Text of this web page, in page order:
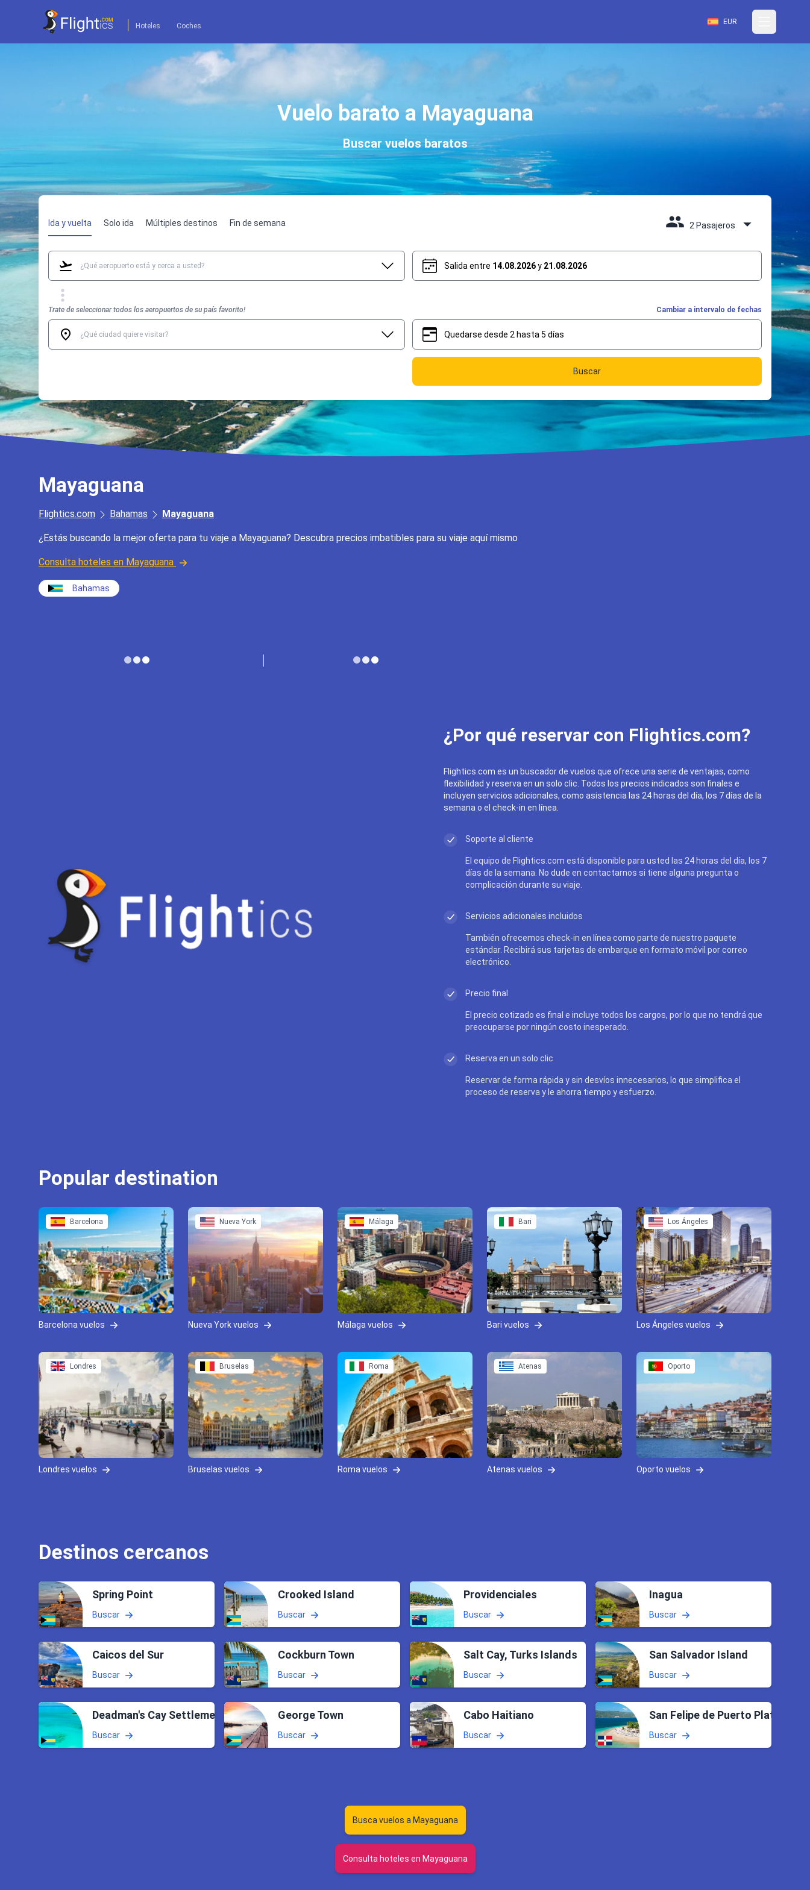
Hoteles Coches EUR
Vuelo barato a Mayaguana
Buscar vuelos baratos
Ida y vuelta Solo ida Múltiples destinos Fin de semana 2 Pasajeros
Salida entre 14.08.2026y 21.08.2026
Trate de seleccionar todos los aeropuertos de su país favorito! Cambiar a intervalo de fechas
Quedarse desde 2 hasta 5 días
Buscar
Mayaguana
Flightics.com Bahamas Mayaguana
¿Estás buscando la mejor oferta para tu viaje a Mayaguana? Descubra precios imbatibles para su viaje aquí mismo
Consulta hoteles en Mayaguana
Bahamas
¿Por qué reservar con Flightics.com?
Flightics.com es un buscador de vuelos que ofrece una serie de ventajas, como
flexibilidad y reserva en un solo clic. Todos los precios indicados son finales e
incluyen servicios adicionales, como asistencia las 24 horas del día, los 7 días de la
semana o el check-in en línea.
Soporte al cliente
El equipo de Flightics.com está disponible para usted las 24 horas del día, los 7
días de la semana. No dude en contactarnos si tiene alguna pregunta o
complicación durante su viaje.
Servicios adicionales incluidos
También ofrecemos check-in en línea como parte de nuestro paquete
estándar. Recibirá sus tarjetas de embarque en formato móvil por correo
electrónico.
Precio final
El precio cotizado es final e incluye todos los cargos, por lo que no tendrá que
preocuparse por ningún costo inesperado.
Reserva en un solo clic
Reservar de forma rápida y sin desvíos innecesarios, lo que simplifica el
proceso de reserva y le ahorra tiempo y esfuerzo.
Popular destination
Barcelona
Barcelona vuelos
Nueva York
Nueva York vuelos
Málaga
Málaga vuelos
Bari
Bari vuelos
Los Ángeles
Los Ángeles vuelos
Londres
Londres vuelos
Bruselas
Bruselas vuelos
Roma
Roma vuelos
Atenas
Atenas vuelos
Oporto
Oporto vuelos
Destinos cercanos
Spring Point
Buscar
Crooked Island
Buscar
Providenciales
Buscar
Inagua
Buscar
Caicos del Sur
Buscar
Cockburn Town
Buscar
Salt Cay, Turks Islands
Buscar
San Salvador Island
Buscar
Deadman's Cay Settlement
Buscar
George Town
Buscar
Cabo Haitiano
Buscar
San Felipe de Puerto Plata
Buscar
Busca vuelos a Mayaguana
Consulta hoteles en Mayaguana